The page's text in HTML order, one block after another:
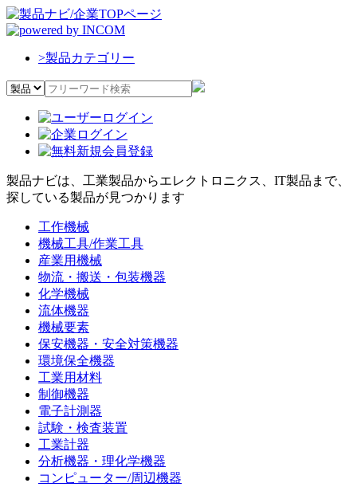
>製品カテゴリー
製品ナビは、工業製品からエレクトロニクス、IT製品まで、
探している製品が見つかります
工作機械
機械工具/作業工具
産業用機械
物流・搬送・包装機器
化学機械
流体機器
機械要素
保安機器・安全対策機器
環境保全機器
工業用材料
制御機器
電子計測器
試験・検査装置
工業計器
分析機器・理化学機器
コンピューター/周辺機器